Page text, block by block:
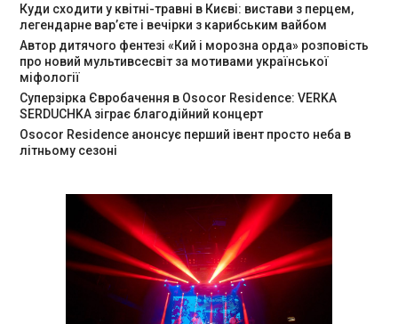
Куди сходити у квітні-травні в Києві: вистави з перцем,
легендарне вар’єте і вечірки з карибським вайбом
Автор дитячого фентезі «Кий і морозна орда» розповість
про новий мультивсесвіт за мотивами української
міфології
Суперзірка Євробачення в Osocor Residence: VERKA
SERDUCHKA зіграє благодійний концерт
Osocor Residence анонсує перший івент просто неба в
літньому сезоні